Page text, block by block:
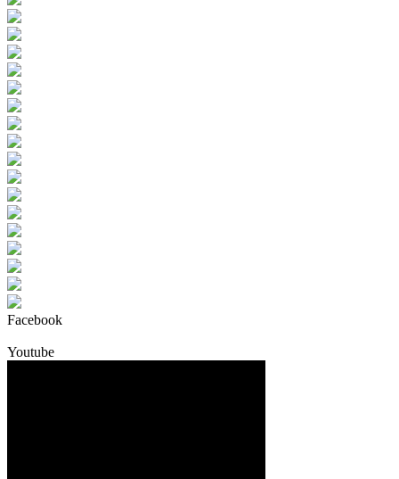
Facebook
Youtube